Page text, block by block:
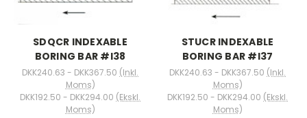
SDQCR INDEXABLE
BORING BAR #I38
DKK240.63 - DKK367.50 (Inkl.
Moms)
DKK192.50 - DKK294.00 (Ekskl.
Moms)
STUCR INDEXABLE
BORING BAR #I37
DKK240.63 - DKK367.50 (Inkl.
Moms)
DKK192.50 - DKK294.00 (Ekskl.
Moms)